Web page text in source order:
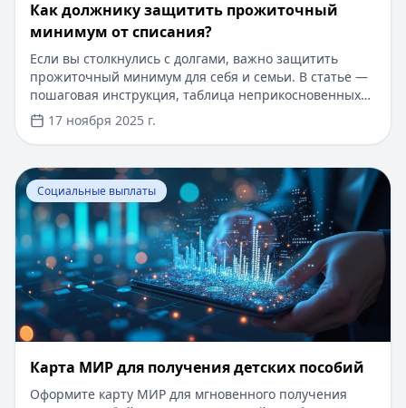
Как должнику защитить прожиточный
минимум от списания?
Если вы столкнулись с долгами, важно защитить
прожиточный минимум для себя и семьи. В статье —
пошаговая инструкция, таблица неприкосновенных
доходов и советы по банкротству. Для решения
финансовых вопросов можно рассмотреть займы:
доступные суммы до 100 000 ₽, срок до 12 месяцев, 0%
на первый займ для новых клиентов, одобрение за 5
минут без справок.
17 ноября 2025 г.
Перейти к статье:Карта МИР для получения детских
Социальные выплаты
Карта МИР для получения детских пособий
Оформите карту МИР для мгновенного получения